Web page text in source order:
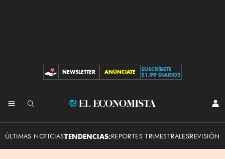
CONTRIBUCIONES
NEWSLETTER ANÚNCIATE
SUSCRÍBETE
$1.99 DIARIOS
El
ÚLTIMAS NOTICIASTENDENCIAS:REPORTES TRIMESTRALESREVISIÓN